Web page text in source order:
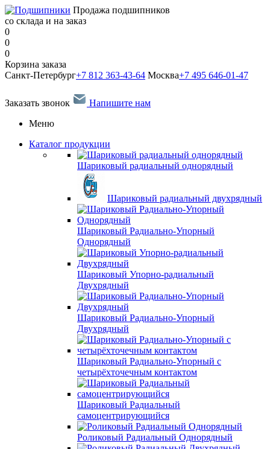
Продажа подшипников
со склада и на заказ
0
0
0
Корзина заказа
Санкт-Петербург+7 812 363-43-64 Москва+7 495 646-01-47
Заказать звонок
Напишите нам
Меню
Каталог продукции
Шариковый радиальный однорядный
Шариковый радиальный двухрядный
Шариковый Радиально-Упорный
Однорядный
Шариковый Упорно-радиальный
Двухрядный
Шариковый Радиально-Упорный
Двухрядный
Шариковый Радиально-Упорный с
четырёхточечным контактом
Шариковый Радиальный
самоцентрирующийся
Роликовый Радиальный Однорядный